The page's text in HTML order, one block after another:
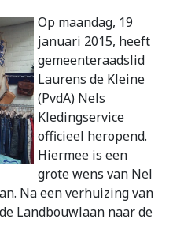
Op maandag, 19
januari 2015, heeft
gemeenteraadslid
Laurens de Kleine
(PvdA) Nels
Kledingservice
officieel heropend.
Hiermee is een
grote wens van Nel
Na een verhuizing van
Landbouwlaan naar de